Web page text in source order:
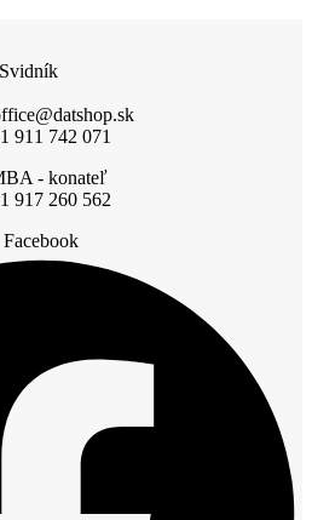
911 742 071
- konateľ
917 260 562
Facebook